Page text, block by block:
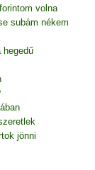
volna
subám nékem
hegedű
jönni